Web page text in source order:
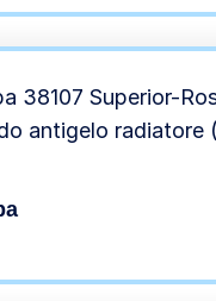
38107 Superior-
antigelo radiatore